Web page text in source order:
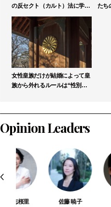
の反セクト（カルト）法に学ぶ
べき理由
たち
女性皇族だけが結婚によって皇
族から外れるルールは“性別に
Opinion Leaders
菅野志桜里 佐藤 暁子